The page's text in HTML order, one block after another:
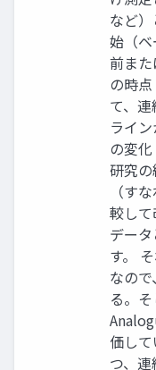
など
始（
前ま
の時
て、
ライ
の変
研究
（す
較し
デー
す。
なの
る。
価し
つ、